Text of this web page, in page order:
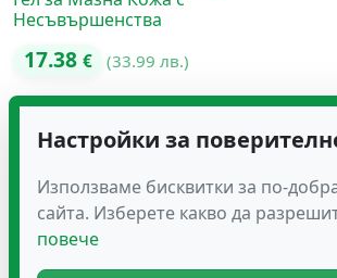
Несъвършенства
17.38 € (33.99 лв.)
Настройки за
Използваме бисквитки за по-
сайта. Изберете какво да
повече